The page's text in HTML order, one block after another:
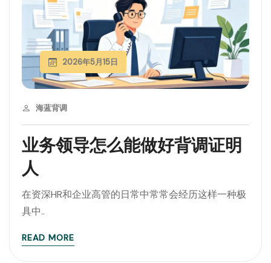
业务领导怎么能做好背调证明
人
2026年5月15日
海蓝背调
在资深HR和企业高管的日常中常常会经历这样一种极
具中..
READ MORE